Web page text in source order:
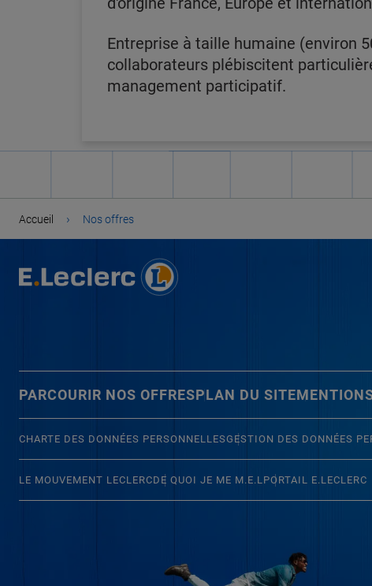
Entreprise à taille humaine (environ
collaborateurs plébiscitent
management participatif.
Accueil › Nos offres
PARCOURIR NOS OFFRESPLAN DU SITE
CHARTE DES DONNÉES PERSONNELLESGESTION DES DONNÉES
LE MOUVEMENT LECLERCDE QUOI JE ME M.E.LPORTAIL E.LECLERC